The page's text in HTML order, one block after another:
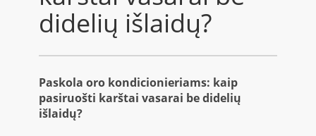
DUK
Kontaktai
didelių išlaidų?
Paskola oro kondicionieriams: kaip
pasiruošti karštai vasarai be didelių
išlaidų?